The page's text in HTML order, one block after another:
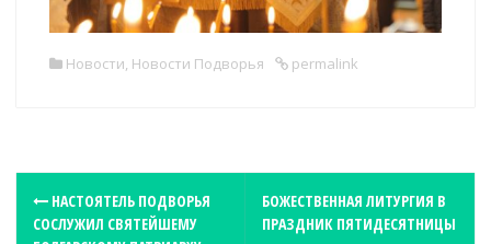
Новости, Новости Подворья permalink
НАСТОЯТЕЛЬ ПОДВОРЬЯ
СОСЛУЖИЛ СВЯТЕЙШЕМУ
БОЖЕСТВЕННАЯ ЛИТУРГИЯ В
ПРАЗДНИК ПЯТИДЕСЯТНИЦЫ